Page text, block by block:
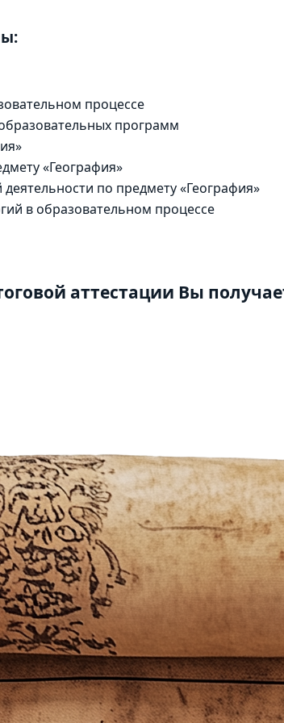
процессе
программ
«География»
по предмету «География»
в образовательном процессе
аттестации Вы